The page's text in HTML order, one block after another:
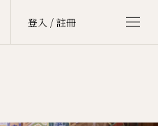
登入 / 註冊